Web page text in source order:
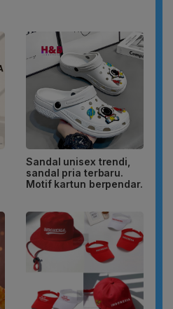
Sandal unisex trendi,
sandal pria terbaru.
Motif kartun berpendar.